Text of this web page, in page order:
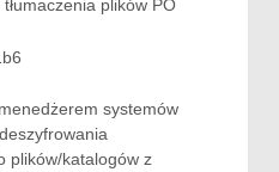
plików PO
systemów
plików/katalogów z